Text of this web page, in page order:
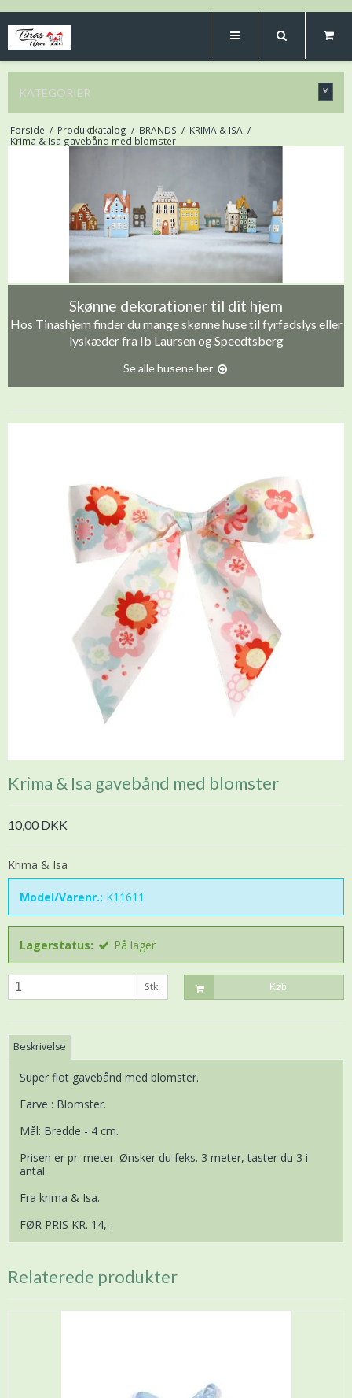
KATEGORIER
Forside / Produktkatalog / BRANDS / KRIMA & ISA /
Krima & Isa gavebånd med blomster
Skønne dekorationer til dit hjem
Hos Tinashjem finder du mange skønne huse til fyrfadslys eller
lyskæder fra Ib Laursen og Speedtsberg
Se alle husene her
Krima & Isa gavebånd med blomster
10,00 DKK
Krima & Isa
Model/Varenr.: K11611
Lagerstatus: På lager
Stk Køb
Beskrivelse
Super flot gavebånd med blomster.
Farve : Blomster.
Mål: Bredde - 4 cm.
Prisen er pr. meter. Ønsker du feks. 3 meter, taster du 3 i
antal.
Fra krima & Isa.
FØR PRIS KR. 14,-.
Relaterede produkter